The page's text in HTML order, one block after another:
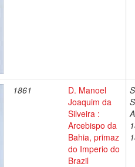
1861
D. Manoel
Joaquim da
Silveira :
Arcebispo da
Bahia, primaz
do Imperio do
Brazil